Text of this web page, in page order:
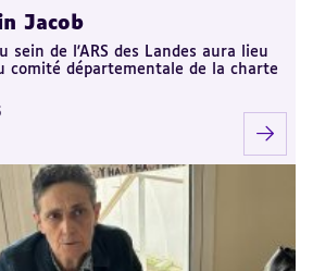
Jacob
sein de l'ARS des Landes aura lieu
comité départementale de la charte